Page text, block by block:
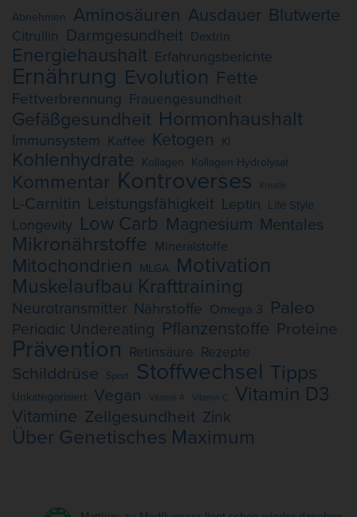
Abnehmen Aminosäuren Ausdauer Blutwerte
Citrullin Darmgesundheit Dextrin
Energiehaushalt Erfahrungsberichte
Ernährung Evolution Fette
Fettverbrennung Frauengesundheit
Gefäßgesundheit Hormonhaushalt
Immunsystem Kaffee Ketogen KI
Kohlenhydrate Kollagen Kollagen Hydrolysat
Kommentar Kontroverses Kreatin
L-Carnitin Leistungsfähigkeit Leptin Life Style
Longevity Low Carb Magnesium Mentales
Mikronährstoffe Mineralstoffe
Mitochondrien MLGA Motivation
Muskelaufbau Krafttraining
Neurotransmitter Nährstoffe Omega 3 Paleo
Periodic Undereating Pflanzenstoffe Proteine
Prävention Retinsäure Rezepte
Schilddrüse Sport Stoffwechsel Tipps
Unkategorisiert Vegan Vitamin A Vitamin C Vitamin D3
Vitamine Zellgesundheit Zink
Über Genetisches Maximum